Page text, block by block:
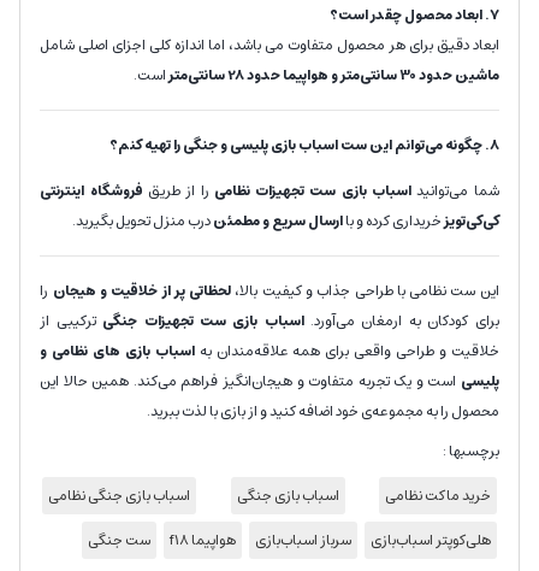
7. ابعاد محصول چقدر است؟
ابعاد دقیق برای هر محصول متفاوت می باشد، اما اندازه کلی اجزای اصلی شامل
ماشین حدود 30 سانتی‌متر و هواپیما حدود 28 سانتی‌متر
است.
8. چگونه می‌توانم این ست اسباب بازی پلیسی و جنگی را تهیه کنم؟
شما می‌توانیداسباب بازی ست تجهیزات نظامی را از طریق فروشگاه اینترنتی
کی‌کی‌تویزخریداری کرده و باارسال سریع و مطمئندرب منزل تحویل بگیرید.
این ست نظامی با طراحی جذاب و کیفیت بالا،لحظاتی پر از خلاقیت و هیجان را
برای کودکان به ارمغان می‌آورد.اسباب بازی ست تجهیزات جنگی ترکیبی از
خلاقیت و طراحی واقعی برای همه علاقه‌مندان بهاسباب بازی های نظامی و
پلیسی است و یک تجربه متفاوت و هیجان‌انگیز فراهم می‌کند. همین حالا این
محصول را به مجموعه‌ی خود اضافه کنید و از بازی با لذت ببرید.
برچسبها :
خرید ماکت نظامی
اسباب بازی جنگی
اسباب بازی جنگی نظامی
هلی‌کوپتر اسباب‌بازی
سرباز اسباب‌بازی هواپیما f18
ست جنگی